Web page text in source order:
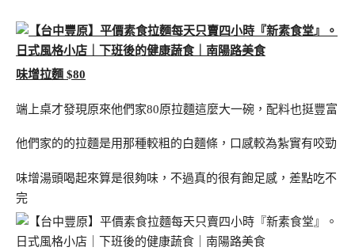
味增拉麵 $80
端上桌才發現原來他們家80原拉麵這麼大一碗，配料也挺豐富
他們家的的拉麵是用那種較粗的白麵條，口感較為紮實有咬勁
味增湯頭喝起來算是很夠味，不過真的很有飽足感，差點吃不
完